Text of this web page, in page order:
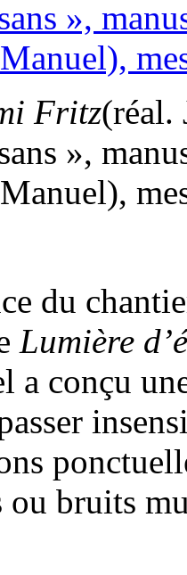
Fritz(réal.
»,
du
Lumière
a conçu
bruits